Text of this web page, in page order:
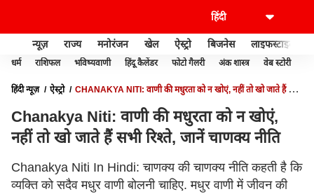
न्यूज़ राज्य मनोरंजन खेल ऐस्ट्रो बिजनेस लाइफस्टाइल
धर्म राशिफल भविष्यवाणी हिंदू कैलेंडर फोटो गैलरी अंक शास्त्र वेब स्टोरी
हिंदी न्यूज़ ऐस्ट्रो
CHANAKYA NITI: वाणी की मधुरता को न खोएं, नहीं तो खो जाते हैं सभी
Chanakya Niti: वाणी की मधुरता को न खोएं,
नहीं तो खो जाते हैं सभी रिश्ते, जानें चाणक्य नीति
Chanakya Niti In Hindi: चाणक्य की चाणक्य नीति कहती है कि
व्यक्ति को सदैव मधुर वाणी बोलनी चाहिए. मधुर वाणी में जीवन की